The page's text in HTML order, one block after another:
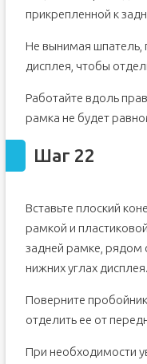
прикрепленной к
Не вынимая шпатель,
дисплея, чтобы
Работайте вдоль
рамка не будет
Шаг 22
Вставьте плоский
рамкой и
задней рамке, рядом
нижних углах дисплея.
Поверните
отделить ее от
При необходимости